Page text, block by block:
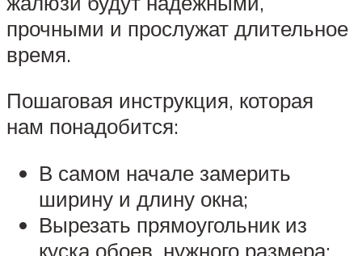
прочными и прослужат длительное
время.
Пошаговая инструкция, которая
нам понадобится:
В самом начале замерить
ширину и длину окна;
Вырезать прямоугольник из
куска обоев, нужного размера;